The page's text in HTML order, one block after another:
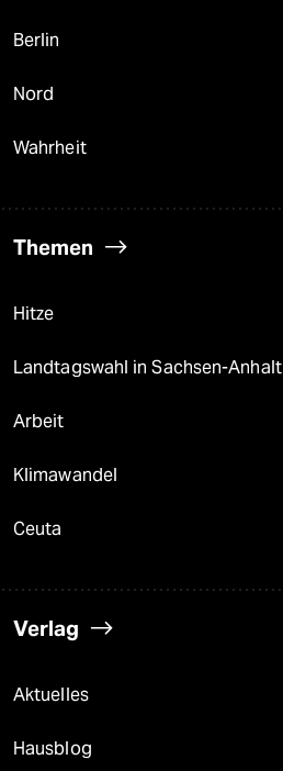
Berlin
Nord
Wahrheit
Themen
Hitze
Landtagswahl in Sachsen-Anhalt
Arbeit
Klimawandel
Ceuta
Verlag
Aktuelles
Hausblog